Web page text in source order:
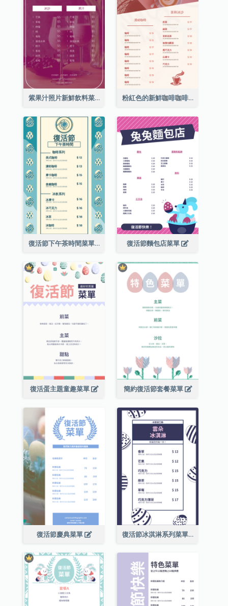
紫果汁照片新鮮飲料菜單 粉紅色的新鮮咖啡咖啡館照片簡單菜單
復活節下午茶時間菜單 復活節麵包店菜單
復活蛋主題童趣菜單 簡約復活節套餐菜單
復活節慶典菜單 復活節冰淇淋系列菜單